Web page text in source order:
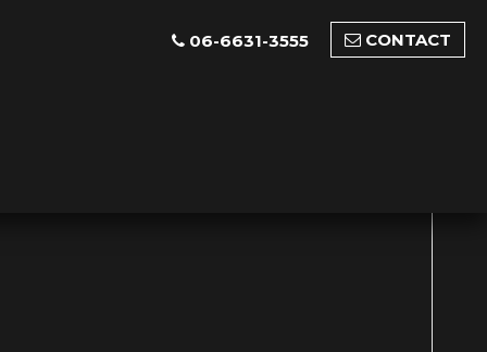
06-6631-3555 CONTACT